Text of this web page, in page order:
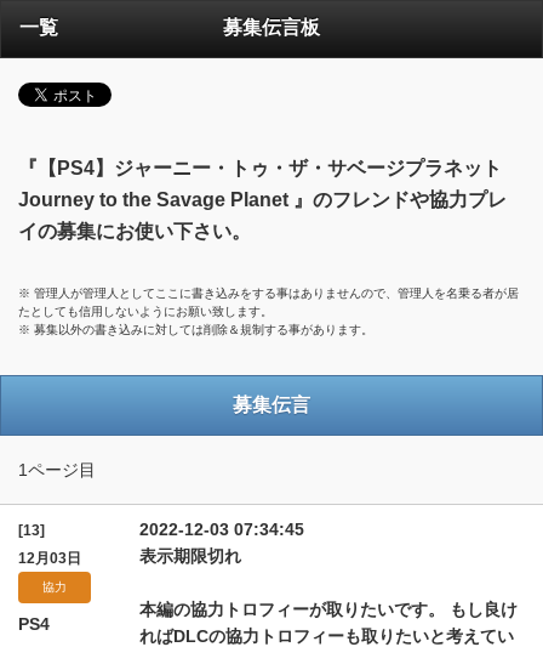
一覧 募集伝言板
『【PS4】ジャーニー・トゥ・ザ・サベージプラネット
Journey to the Savage Planet 』のフレンドや協力プレ
イの募集にお使い下さい。
※ 管理人が管理人としてここに書き込みをする事はありませんので、管理人を名乗る者が居
たとしても信用しないようにお願い致します。
※ 募集以外の書き込みに対しては削除＆規制する事があります。
募集伝言
1ページ目
[13]
12月03日
協力
PS4
2022-12-03 07:34:45
表示期限切れ
本編の協力トロフィーが取りたいです。 もし良け
ればDLCの協力トロフィーも取りたいと考えてい